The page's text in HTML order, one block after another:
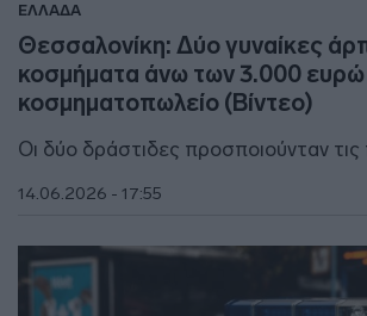
ΕΛΛΑΔΑ
Θεσσαλονίκη: Δύο γυναίκες
κοσμήματα άνω των 3.000
κοσμηματοπωλείο (Βίντεο)
Οι δύο δράστιδες προσποιούνταν τις
14.06.2026 - 17:55